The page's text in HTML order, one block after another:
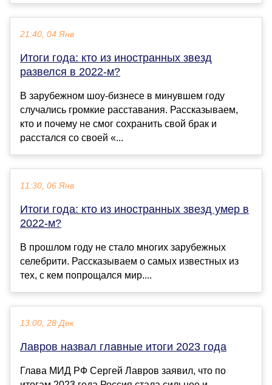
21:40, 04 Янв
Итоги года: кто из иностранных звезд
развелся в 2022-м?
В зарубежном шоу-бизнесе в минувшем году
случались громкие расставания. Рассказываем,
кто и почему не смог сохранить свой брак и
расстался со своей «...
11:30, 06 Янв
Итоги года: кто из иностранных звезд умер в
2022-м?
В прошлом году не стало многих зарубежных
селебрити. Рассказываем о самых известных из
тех, с кем попрощался мир....
13:00, 28 Дек
Лавров назвал главные итоги 2023 года
Глава МИД РФ Сергей Лавров заявил, что по